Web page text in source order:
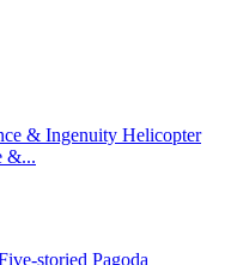
&...
storied Pagoda